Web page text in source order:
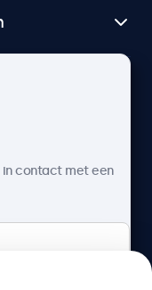
contact met een